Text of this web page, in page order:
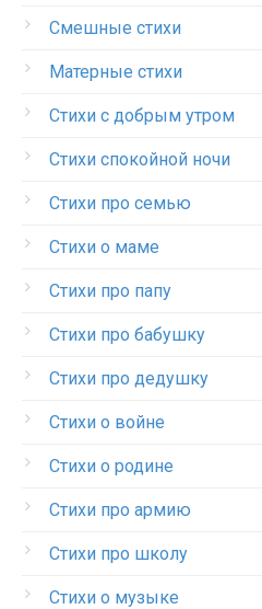
Смешные стихи
Матерные стихи
Стихи с добрым утром
Стихи спокойной ночи
Стихи про семью
Стихи о маме
Стихи про папу
Стихи про бабушку
Стихи про дедушку
Стихи о войне
Стихи о родине
Стихи про армию
Стихи про школу
Стихи о музыке